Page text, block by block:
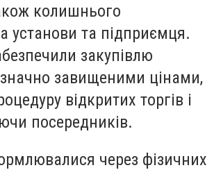
колишнього
установи та підприємця.
закупівлю
завищеними цінами,
відкритих торгів і
посередників.
через фізичних